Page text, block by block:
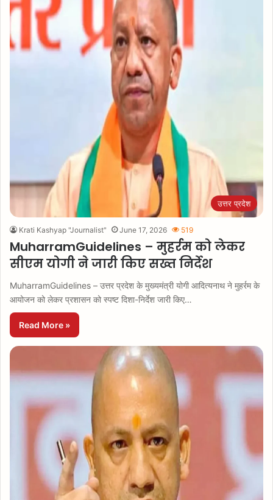
उत्तर प्रदेश
Krati Kashyap "Journalist" June 17, 2026 519
MuharramGuidelines – मुहर्रम को लेकर
सीएम योगी ने जारी किए सख्त निर्देश
MuharramGuidelines – उत्तर प्रदेश के मुख्यमंत्री योगी आदित्यनाथ ने मुहर्रम के
आयोजन को लेकर प्रशासन को स्पष्ट दिशा-निर्देश जारी किए…
Read More »